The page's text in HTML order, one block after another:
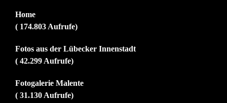
Home
( 174.803 Aufrufe)
Fotos aus der Lübecker Innenstadt
( 42.299 Aufrufe)
Fotogalerie Malente
( 31.130 Aufrufe)